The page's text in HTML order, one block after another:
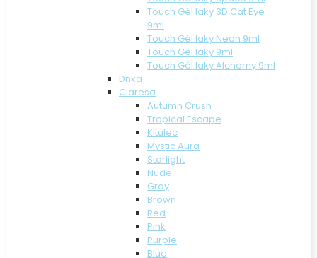
Touch Gél laky 3D Cat Eye
9ml
Touch Gél laky Neon 9ml
Touch Gél laky 9ml
Touch Gél laky Alchemy 9ml
Dnka
Claresa
Autumn Crush
Tropical Escape
Kitulec
Mystic Aura
Starlight
Nude
Gray
Brown
Red
Pink
Purple
Blue